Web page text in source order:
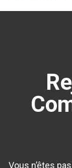
Vous n’êtes